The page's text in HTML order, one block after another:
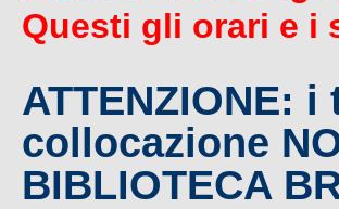
Questi gli orari e i
ATTENZIONE:
collocazione
BIBLIOTECA